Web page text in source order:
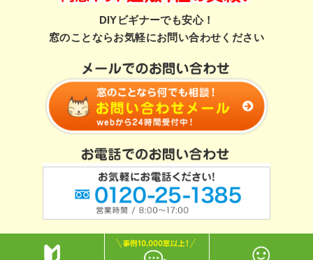
DIYビギナーでも安心！
窓のことならお気軽にお問い合わせください